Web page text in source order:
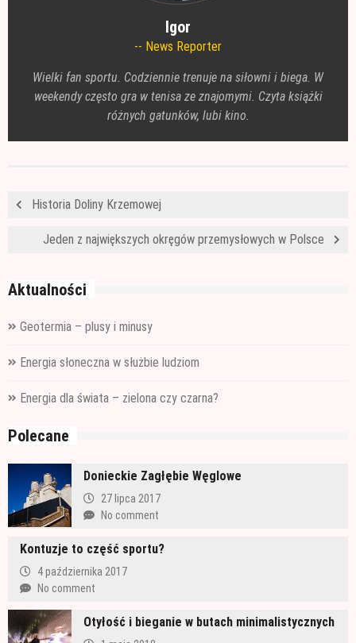
Igor
News Reporter
Wielki fan sportu. Codziennie trenuje na siłowni i biega. W
weekendy często gra w tenisa ze znajomymi. Czyta książki
różnych gatunków, lubi kino.
Historia Doliny Krzemowej
Jeden z największych okręgów przemysłowych w Polsce
Aktualności
Geotermia – plusy i minusy
Energia słoneczna w służbie ludziom
Energia dla świata – zielona czy czarna?
Polecane
Donieckie Zagłębie Węglowe
27 lipca 2017
No comment
Kontuzje to część sportu?
4 października 2017
No comment
Otyłość i bieganie w butach minimalistycznych